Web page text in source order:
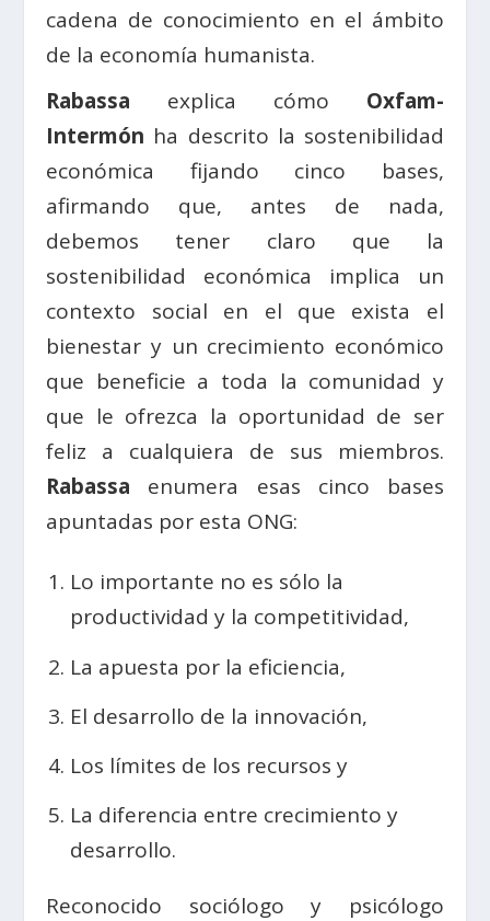
cadena de conocimiento en el ámbito
de la economía humanista.
Rabassa explica cómo Oxfam-
Intermón ha descrito la sostenibilidad
económica fijando cinco bases,
afirmando que, antes de nada,
debemos tener claro que la
sostenibilidad económica implica un
contexto social en el que exista el
bienestar y un crecimiento económico
que beneficie a toda la comunidad y
que le ofrezca la oportunidad de ser
feliz a cualquiera de sus miembros.
Rabassa enumera esas cinco bases
apuntadas por esta ONG:
Lo importante no es sólo la
productividad y la competitividad,
La apuesta por la eficiencia,
El desarrollo de la innovación,
Los límites de los recursos y
La diferencia entre crecimiento y
desarrollo.
Reconocido sociólogo y psicólogo